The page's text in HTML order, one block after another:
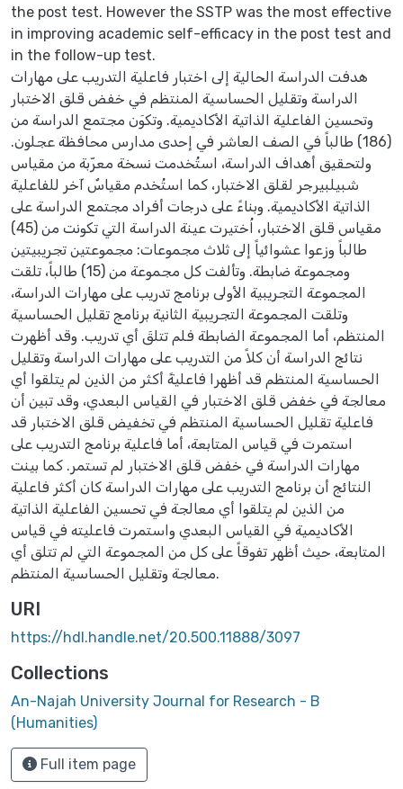
the post test. However the SSTP was the most effective
in improving academic self-efficacy in the post test and
in the follow-up test.
هدفت الدراسة الحالية إلى اختبار فاعلية التدريب على مهارات
الدراسة وتقليل الحساسية المنتظم في خفض قلق الاختبار
وتحسين الفاعلية الذاتية الأكاديمية. وتكوَن مجتمع الدراسة من
(186) طالباً في الصف العاشر في إحدى مدارس محافظة عجلون.
ولتحقيق أهداف الدراسة، استُخدمت نسخة معرّبة من مقياس
شبيلبيرجر لقلق الاختبار، كما استُخدم مقياسٌ آخر للفاعلية
الذاتية الأكاديمية. وبناءً على درجات أفراد مجتمع الدراسة على
مقياس قلق الاختبار، اُختيرت عينة الدراسة التي تكونت من (45)
طالباً وزعوا عشوائياً إلى ثلاث مجموعات: مجموعتين تجريبيتين
ومجموعة ضابطة. وتألفت كل مجموعة من (15) طالباً، تلقت
المجموعة التجريبية الأولى برنامج تدريب على مهارات الدراسة،
وتلقت المجموعة التجريبية الثانية برنامج تقليل الحساسية
المنتظم، أما المجموعة الضابطة فلم تتلقَ أي تدريب. وقد أظهرت
نتائج الدراسة أن كلاً من التدريب على مهارات الدراسة وتقليل
الحساسية المنتظم قد أظهرا فاعليةً أكثر من الذين لم يتلقوا أي
معالجة في خفض قلق الاختبار في القياس البعدي، وقد تبين أن
فاعلية تقليل الحساسية المنتظم في تخفيض قلق الاختبار قد
استمرت في قياس المتابعة، أما فاعلية برنامج التدريب على
مهارات الدراسة في خفض قلق الاختبار لم تستمر. كما بينت
النتائج أن برنامج التدريب على مهارات الدراسة كان أكثر فاعلية
من الذين لم يتلقوا أي معالجة في تحسين الفاعلية الذاتية
الأكاديمية في القياس البعدي واستمرت فاعليته في قياس
المتابعة، حيث أظهر تفوقاً على كل من المجموعة التي لم تتلق أي
معالجة وتقليل الحساسية المنتظم.
URI
https://hdl.handle.net/20.500.11888/3097
Collections
An-Najah University Journal for Research - B
(Humanities)
Full item page